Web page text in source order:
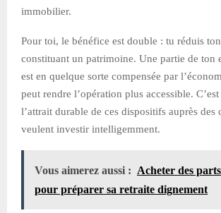
immobilier.
Pour toi, le bénéfice est double : tu réduis
constituant un patrimoine. Une partie de ton
est en quelque sorte compensée par
peut rendre l’opération plus accessible.
l’attrait durable de ces dispositifs auprès des
veulent investir intelligemment.
Vous aimerez aussi : Acheter des
pour préparer sa retraite dignement